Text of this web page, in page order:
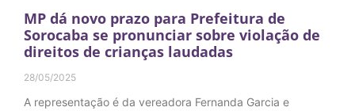
MP dá novo prazo para Prefeitura de
Sorocaba se pronunciar sobre violação de
direitos de crianças laudadas
28/05/2025
A representação é da vereadora Fernanda Garcia e